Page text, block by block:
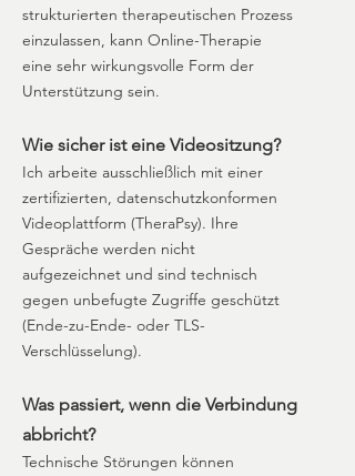
strukturierten therapeutischen Prozess
einzulassen, kann Online-Therapie
eine sehr wirkungsvolle Form der
Unterstützung sein.
Wie sicher ist eine Videositzung?
Ich arbeite ausschließlich mit einer
zertifizierten, datenschutzkonformen
Videoplattform (TheraPsy). Ihre
Gespräche werden nicht
aufgezeichnet und sind technisch
gegen unbefugte Zugriffe geschützt
(Ende-zu-Ende- oder TLS-
Verschlüsselung).
Was passiert, wenn die Verbindung
abbricht?
Technische Störungen können